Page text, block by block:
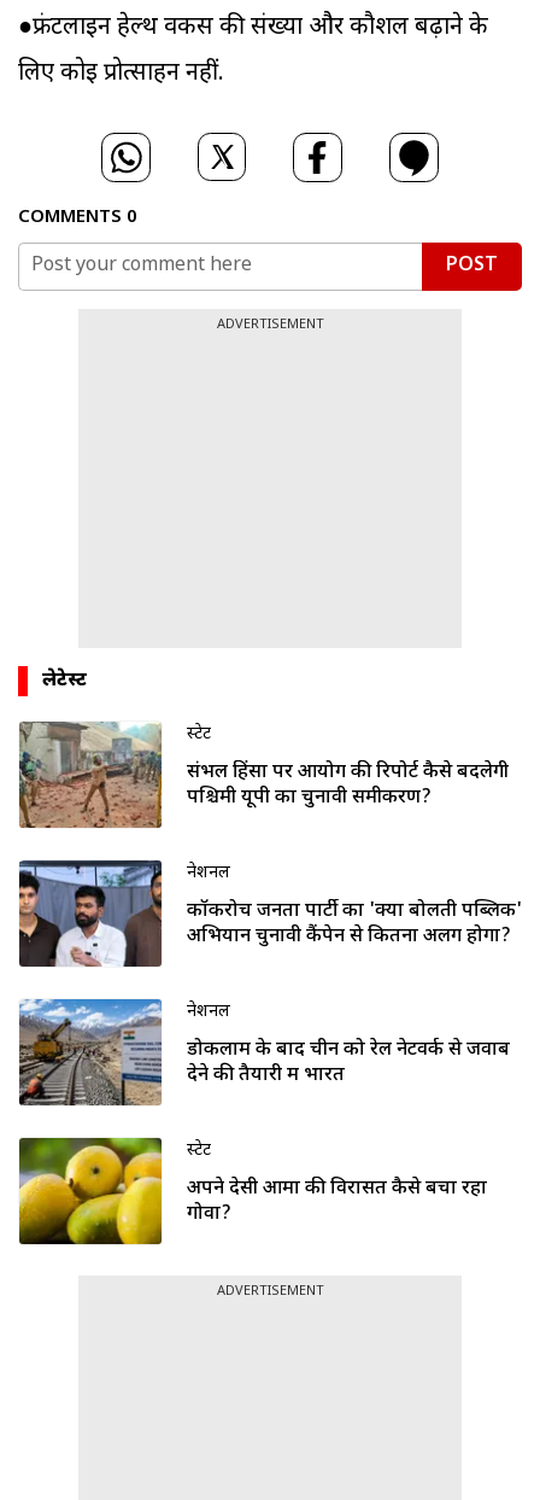
●फ्रंटलाइन हेल्थ वर्कर्स की संख्या और कौशल बढ़ाने के
लिए कोई प्रोत्साहन नहीं.
COMMENTS 0
POST
ADVERTISEMENT
लेटेस्ट
स्टेट
संभल हिंसा पर आयोग की रिपोर्ट कैसे बदलेगी
पश्चिमी यूपी का चुनावी समीकरण?
नेशनल
कॉकरोच जनता पार्टी का 'क्या बोलती पब्लिक'
अभियान चुनावी कैंपेन से कितना अलग होगा?
नेशनल
डोकलाम के बाद चीन को रेल नेटवर्क से जवाब
देने की तैयारी में भारत
स्टेट
अपने देसी आमों की विरासत कैसे बचा रहा
गोवा?
ADVERTISEMENT